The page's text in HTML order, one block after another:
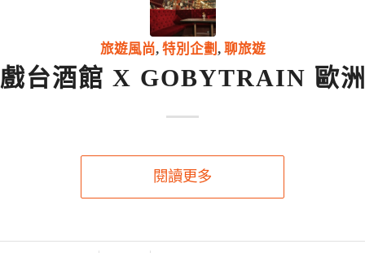
旅遊風尚, 特別企劃 , 聊旅遊
台酒館 X GOBYTRAIN 歐
閱讀更多